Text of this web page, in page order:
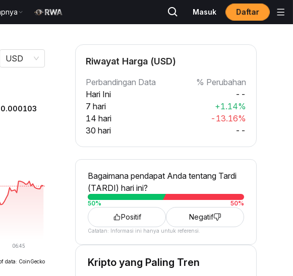
Masuk Daftar
USD
0.000103
data: CoinGecko
Riwayat Harga (USD)
Perbandingan Data
% Perubahan
Hari Ini
--
7 hari
+1.14%
14 hari
-13.16%
30 hari
--
Bagaimana pendapat Anda tentang Tardi
(TARDI) hari ini?
50% 50%
Positif Negatif
Catatan: Informasi ini hanya untuk referensi.
Kripto yang Paling Tren